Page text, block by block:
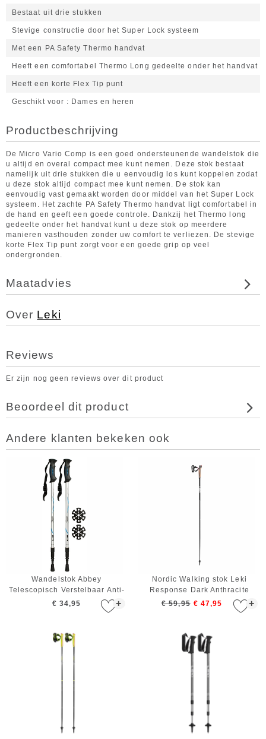
Bestaat uit drie stukken
Stevige constructie door het Super Lock systeem
Met een PA Safety Thermo handvat
Heeft een comfortabel Thermo Long gedeelte onder het handvat
Heeft een korte Flex Tip punt
Geschikt voor Dames en heren
Productbeschrijving
De Micro Vario Comp is een goed ondersteunende wandelstok die
u altijd en overal compact mee kunt nemen. Deze stok bestaat
namelijk uit drie stukken die u eenvoudig los kunt koppelen zodat
u deze stok altijd compact mee kunt nemen. De stok kan
eenvoudig vast gemaakt worden door middel van het Super Lock
systeem. Het zachte PA Safety Thermo handvat ligt comfortabel in
de hand en geeft een goede controle. Dankzij het Thermo long
gedeelte onder het handvat kunt u deze stok op meerdere
manieren vasthouden zonder uw comfort te verliezen. De stevige
korte Flex Tip punt zorgt voor een goede grip op veel
ondergronden.
Maatadvies
Over Leki
Reviews
Er zijn nog geen reviews over dit product
Beoordeel dit product
Andere klanten bekeken ook
+
Wandelstok Abbey
Telescopisch Verstelbaar Anti-
shock Zilver Blauw Zwart
€ 34,95 +
Nordic Walking stok Leki
Response Dark Anthracite
Black White 120 cm
€ 59,95 € 47,95